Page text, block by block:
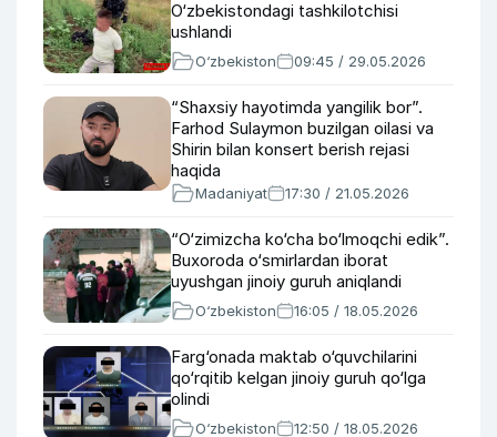
O‘zbekistondagi tashkilotchisi
ushlandi
O‘zbekiston 09:45 / 29.05.2026
“Shaxsiy hayotimda yangilik bor”.
Farhod Sulaymon buzilgan oilasi va
Shirin bilan konsert berish rejasi
haqida
Madaniyat 17:30 / 21.05.2026
“O‘zimizcha ko‘cha bo‘lmoqchi edik”.
Buxoroda o‘smirlardan iborat
uyushgan jinoiy guruh aniqlandi
O‘zbekiston 16:05 / 18.05.2026
Farg‘onada maktab o‘quvchilarini
qo‘rqitib kelgan jinoiy guruh qo‘lga
olindi
O‘zbekiston 12:50 / 18.05.2026